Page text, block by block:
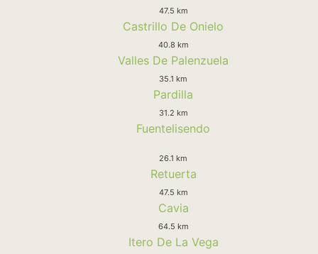
47.5 km
Castrillo De Onielo
40.8 km
Valles De Palenzuela
35.1 km
Pardilla
31.2 km
Fuentelisendo
26.1 km
Retuerta
47.5 km
Cavia
64.5 km
Itero De La Vega